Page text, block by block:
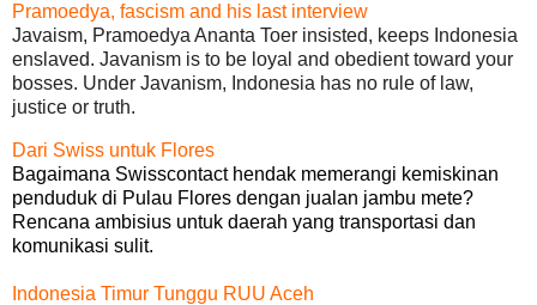
Pramoedya, fascism and his last interview
Javaism, Pramoedya Ananta Toer insisted, keeps Indonesia
enslaved. Javanism is to be loyal and obedient toward your
bosses. Under Javanism, Indonesia has no rule of law,
justice or truth.
Dari Swiss untuk Flores
Bagaimana Swisscontact hendak memerangi kemiskinan
penduduk di Pulau Flores dengan jualan jambu mete?
Rencana ambisius untuk daerah yang transportasi dan
komunikasi sulit.
Indonesia Timur Tunggu RUU Aceh